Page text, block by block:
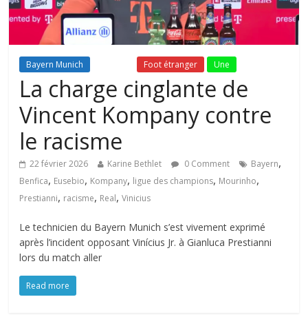
Bayern Munich Foot étranger Une
La charge cinglante de
Vincent Kompany contre
le racisme
22 février 2026 Karine Bethlet 0 Comment Bayern,
Benfica, Eusebio, Kompany, ligue des champions, Mourinho,
Prestianni, racisme, Real,Vinicius
Le technicien du Bayern Munich s’est vivement exprimé
après l’incident opposant Vinícius Jr. à Gianluca Prestianni
lors du match aller
Read more